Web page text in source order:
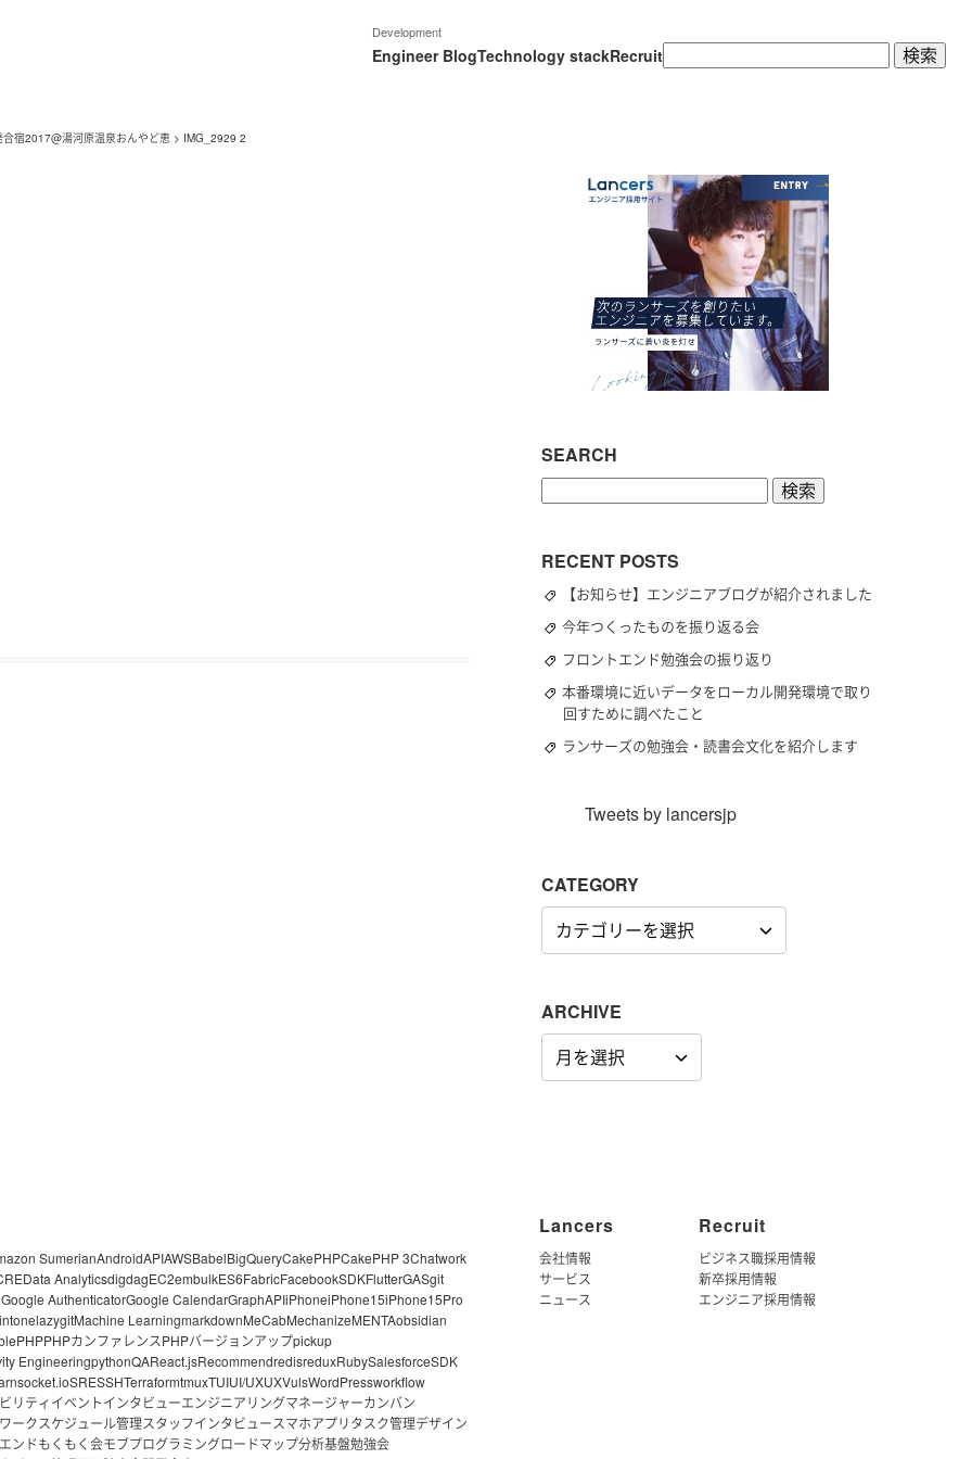
Development
Engineer BlogTechnology stackRecruit検
索:
宿2017@湯河原温泉おんやど恵 > IMG_2929 2
SEARCH
RECENT POSTS
【お知らせ】エンジニアブログが紹介されました
今年つくったものを振り返る会
フロントエンド勉強会の振り返り
本番環境に近いデータをローカル開発環境で取り
回すために調べたこと
ランサーズの勉強会・読書会文化を紹介します
Tweets by lancersjp
CATEGORY
CATEGORY
ARCHIVE
ARCHIVE
SumerianAndroidAPIAWSBabelBigQueryCakePHPCakePHP 3Chatwork
Data AnalyticsdigdagEC2embulkES6FabricFacebookSDKFlutterGASgit
Google AuthenticatorGoogle CalendarGraphAPIiPhoneiPhone15iPhone15Pro
lazygitMachine LearningmarkdownMeCabMechanizeMENTAobsidian
PHPPHPカンファレンスPHPバージョンアップpickup
EngineeringpythonQAReact.jsRecommendredisreduxRubySalesforceSDK
socket.ioSRESSHTerraformtmuxTUIUI/UXUXVulsWordPressworkflow
リティ イベントインタビューエンジニアリングマネージャーカンバン
ークスケジュール管理スタッフインタビュースマホアプリタスク管理デザイン
ンドもくもく会モブプログラミングロードマップ分析基盤勉強会
Lancers
会社情報
サービス
ニュース
Recruit
ビジネス職採用情報
新卒採用情報
エンジニア採用情報